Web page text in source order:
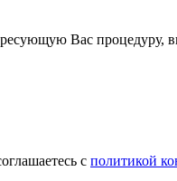
Вас процедуру,
c политикой